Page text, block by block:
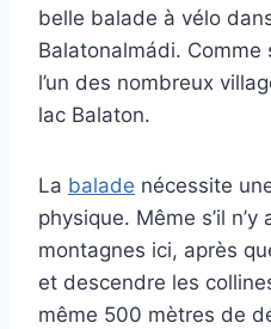
belle balade à vélo
Balatonalmádi. Comme
l’un des nombreux
lac Balaton.
La balade nécessite
physique. Même s’il
montagnes ici, après
et descendre les
même 500 mètres de